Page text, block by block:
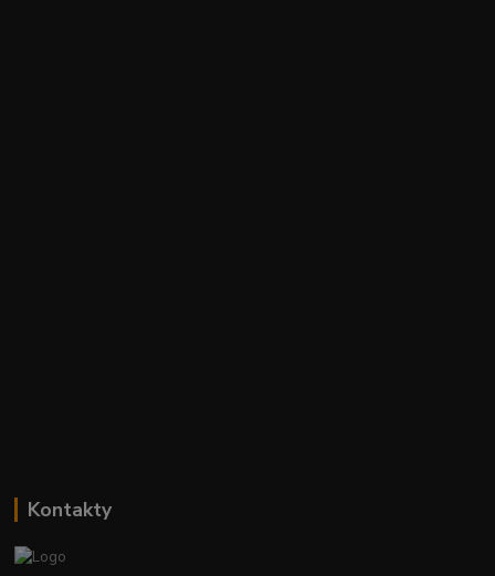
Kontakty